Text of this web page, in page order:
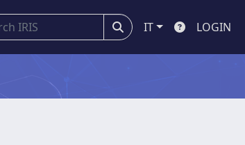
IT LOGIN